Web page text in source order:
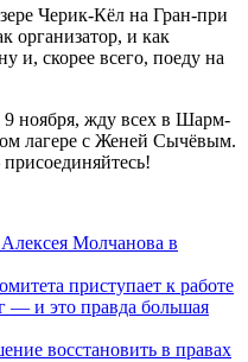
Черик-Кёл на Гран-при
организатор, и как
и, скорее всего, поеду на
9 ноября, жду всех в Шарм-
лагере с Женей Сычёвым.
Молчанова в
приступает к работе
— и это правда большая
восстановить в правах